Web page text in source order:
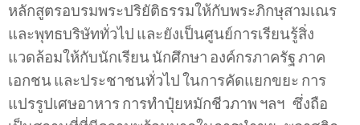
หลักสูตรอบรมพระปริยัติธรรมให้กับพระภิกษุสามเณร
และพุทธบริษัททั่วไป และยังเป็นศูนย์การเรียนรู้สิ่ง
แวดล้อมให้กับนักเรียนนักศึกษา องค์กรภาครัฐภาค
เอกชนและประชาชนทั่วไป ในการคัดแยกขยะ การ
แปรรูปเศษอาหารการทำปุ๋ยหมักชีวภาพ ฯลฯ ซึ่งถือ